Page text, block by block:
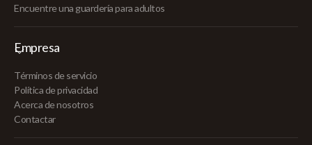
Encuentre una guardería para adultos
Empresa
Términos de servicio
Política de privacidad
Acerca de nosotros
Contactar